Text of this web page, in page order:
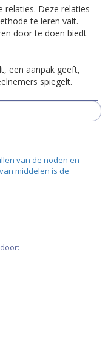
relaties. Deze relaties
te leren valt.
door te doen biedt
een aanpak geeft,
spiegelt.
van de noden en
middelen is de